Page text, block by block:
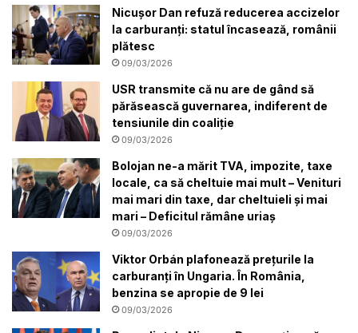
Nicușor Dan refuză reducerea accizelor
la carburanți: statul încasează, românii
plătesc
09/03/2026
USR transmite că nu are de gând să
părăsească guvernarea, indiferent de
tensiunile din coaliție
09/03/2026
Bolojan ne-a mărit TVA, impozite, taxe
locale, ca să cheltuie mai mult – Venituri
mai mari din taxe, dar cheltuieli și mai
mari – Deficitul rămâne uriaș
09/03/2026
Viktor Orbán plafonează prețurile la
carburanți în Ungaria. În România,
benzina se apropie de 9 lei
09/03/2026